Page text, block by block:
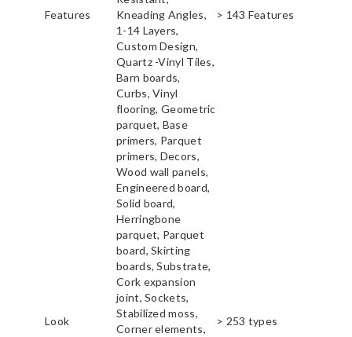
Features
Kneading Angles,
1-14 Layers,
Custom Design,
> 143 Features
Look
Quartz -Vinyl Tiles,
Barn boards,
Curbs, Vinyl
flooring, Geometric
parquet, Base
primers, Parquet
primers, Decors,
Wood wall panels,
Engineered board,
Solid board,
Herringbone
parquet, Parquet
board, Skirting
boards, Substrate,
Cork expansion
joint, Sockets,
Stabilized moss,
Corner elements,
> 253 types